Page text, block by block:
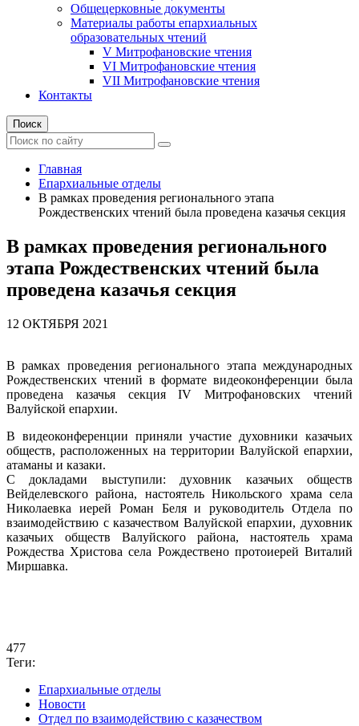
Общецерковные документы
Материалы работы епархиальных
образовательных чтений
V Митрофановские чтения
VI Митрофановские чтения
VII Митрофановские чтения
Контакты
Поиск
Главная
Епархиальные отделы
В рамках проведения регионального этапа
Рождественских чтений была проведена казачья секция
В рамках проведения регионального
этапа Рождественских чтений была
проведена казачья секция
12 ОКТЯБРЯ 2021
В рамках проведения регионального этапа международных
Рождественских чтений в формате видеоконференции была
проведена казачья секция IV Митрофановских чтений
Валуйской епархии.
В видеоконференции приняли участие духовники казачьих
обществ, расположенных на территории Валуйской епархии,
атаманы и казаки.
С докладами выступили: духовник казачьих обществ
Вейделевского района, настоятель Никольского храма села
Николаевка иерей Роман Беля и руководитель Отдела по
взаимодействию с казачеством Валуйской епархии, духовник
казачьих обществ Валуйского района, настоятель храма
Рождества Христова села Рождествено протоиерей Виталий
Миршавка.
477
Теги:
Епархиальные отделы
Новости
Отдел по взаимодействию с казачеством